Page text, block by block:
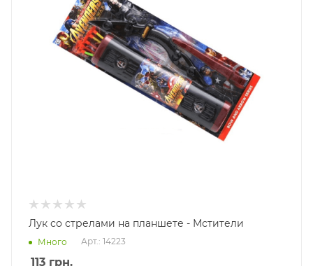
Лук со стрелами на планшете - Мстители
Много Арт.: 14223
113 грн.